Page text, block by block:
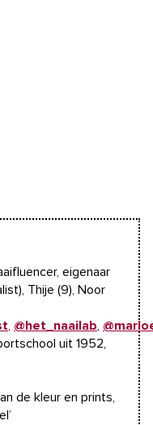
eigenaar
Thije (9), Noor
@het_naailab
uit 1952,
de kleur en prints,